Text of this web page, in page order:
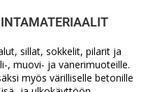
sillat, sokkelit, pilarit ja
, muovi- ja vanerimuoteille.
myös värilliselle betonille